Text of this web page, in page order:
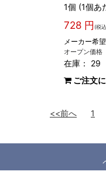
1個 (1個あ
728 円 (税
メーカー希
オープン価格
在庫： 29
ご注文
<<前へ 1